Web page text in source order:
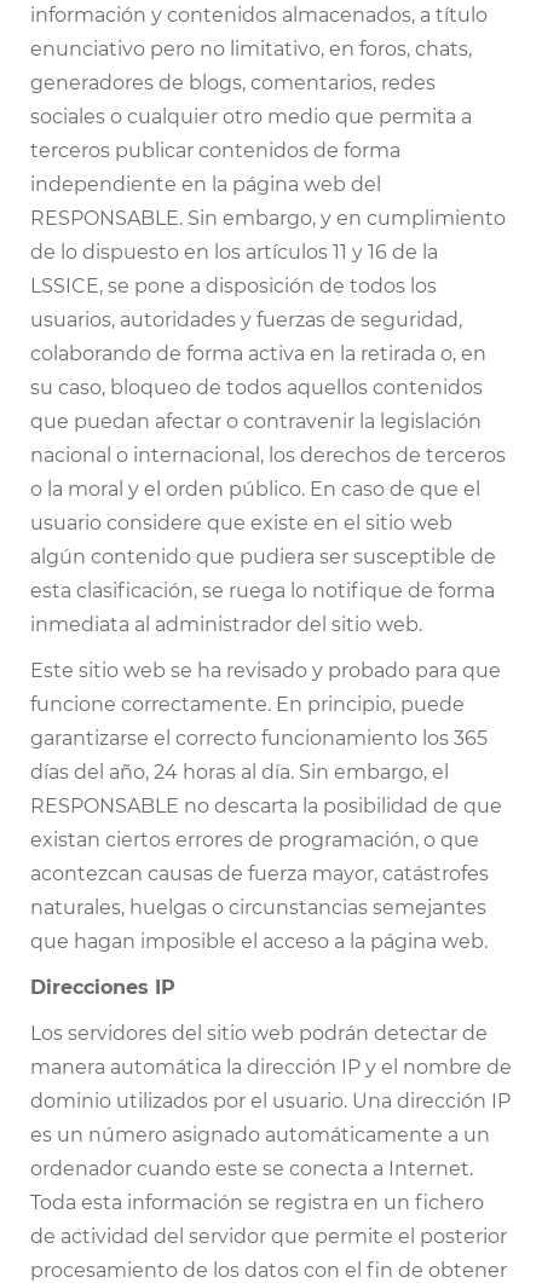
información y contenidos almacenados, a título
enunciativo pero no limitativo, en foros, chats,
generadores de blogs, comentarios, redes
sociales o cualquier otro medio que permita a
terceros publicar contenidos de forma
independiente en la página web del
RESPONSABLE. Sin embargo, y en cumplimiento
de lo dispuesto en los artículos 11 y 16 de la
LSSICE, se pone a disposición de todos los
usuarios, autoridades y fuerzas de seguridad,
colaborando de forma activa en la retirada o, en
su caso, bloqueo de todos aquellos contenidos
que puedan afectar o contravenir la legislación
nacional o internacional, los derechos de terceros
o la moral y el orden público. En caso de que el
usuario considere que existe en el sitio web
algún contenido que pudiera ser susceptible de
esta clasificación, se ruega lo notifique de forma
inmediata al administrador del sitio web.
Este sitio web se ha revisado y probado para que
funcione correctamente. En principio, puede
garantizarse el correcto funcionamiento los 365
días del año, 24 horas al día. Sin embargo, el
RESPONSABLE no descarta la posibilidad de que
existan ciertos errores de programación, o que
acontezcan causas de fuerza mayor, catástrofes
naturales, huelgas o circunstancias semejantes
que hagan imposible el acceso a la página web.
Direcciones IP
Los servidores del sitio web podrán detectar de
manera automática la dirección IP y el nombre de
dominio utilizados por el usuario. Una dirección IP
es un número asignado automáticamente a un
ordenador cuando este se conecta a Internet.
Toda esta información se registra en un fichero
de actividad del servidor que permite el posterior
procesamiento de los datos con el fin de obtener